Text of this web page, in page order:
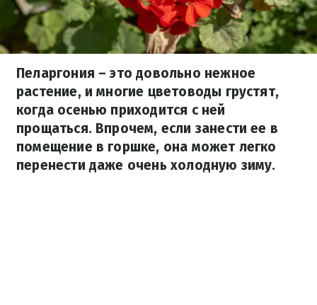
Пеларгония – это довольно нежное
растение, и многие цветоводы грустят,
когда осенью приходится с ней
прощаться. Впрочем, если занести ее в
помещение в горшке, она может легко
перенести даже очень холодную зиму.